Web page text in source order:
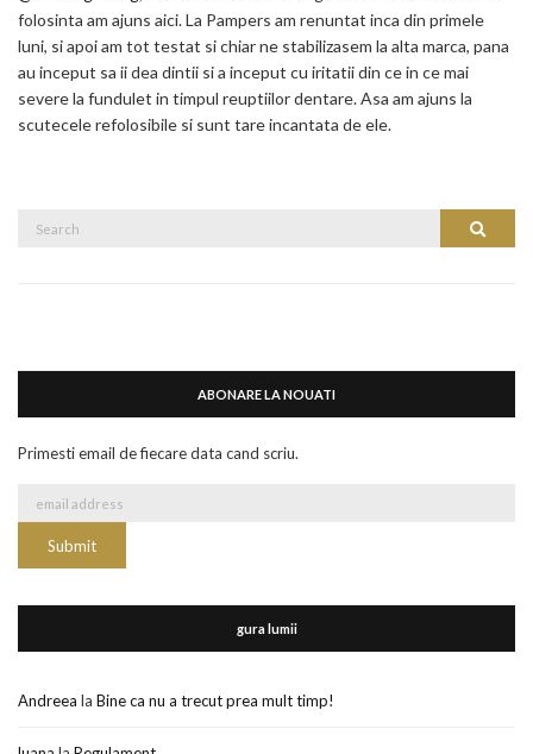
folosinta am ajuns aici. La Pampers am renuntat inca din primele
luni, si apoi am tot testat si chiar ne stabilizasem la alta marca, pana
au inceput sa ii dea dintii si a inceput cu iritatii din ce in ce mai
severe la fundulet in timpul reuptiilor dentare. Asa am ajuns la
scutecele refolosibile si sunt tare incantata de ele.
Search
ABONARE LA NOUATI
Primesti email de fiecare data cand scriu.
gura lumii
Andreea la Bine ca nu a trecut prea mult timp!